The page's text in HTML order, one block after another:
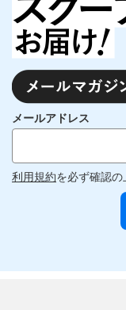
メールアドレス
利用規約を必ず確認の